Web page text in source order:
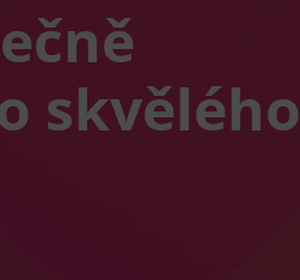
skvělého